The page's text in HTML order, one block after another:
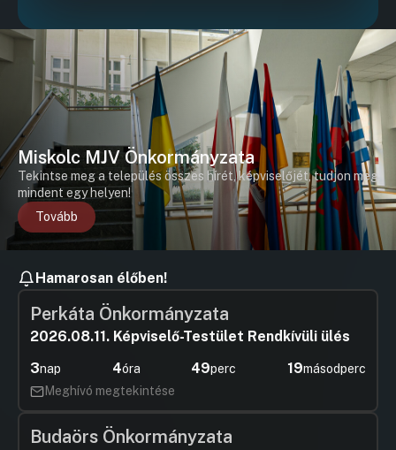
Miskolc MJV Önkormányzata
Tekintse meg a település összes hírét, képviselőjét, tudjon meg
mindent egy helyen!
Tovább
Hamarosan élőben!
Perkáta Önkormányzata
2026.08.11. Képviselő-Testület Rendkívüli ülés
3nap 4óra 49perc 19másodperc
Meghívó megtekintése
Budaörs Önkormányzata